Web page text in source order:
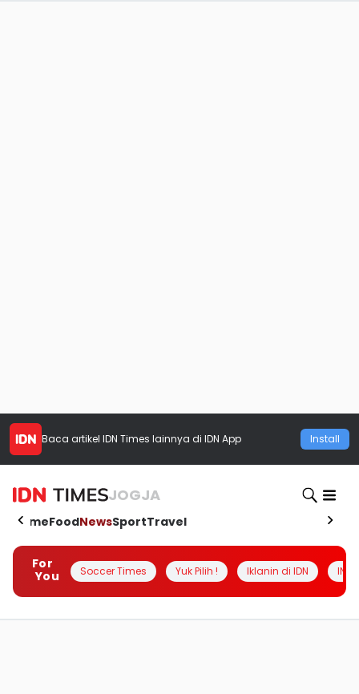
Baca artikel IDN Times lainnya di IDN App Install
JOGJA
HomeFoodNewsSportTravel
For
You
Soccer Times Yuk Pilih ! Iklanin di IDN